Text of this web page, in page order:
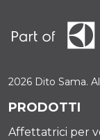
2026 Dito Sama.
PRODOTTI
Affettatrici per